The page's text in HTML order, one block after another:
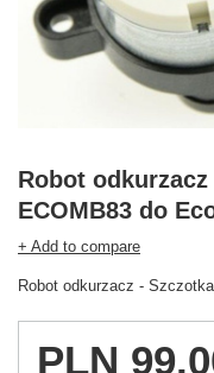
Robot odkurzacz
ECOMB83 do
+ Add to compare
Robot odkurzacz -
PLN